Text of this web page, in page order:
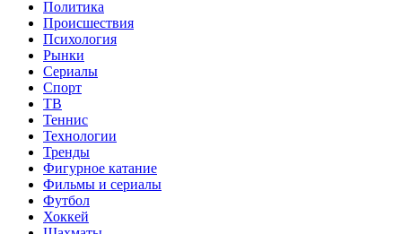
Политика
Происшествия
Психология
Рынки
Сериалы
Спорт
ТВ
Теннис
Технологии
Тренды
Фигурное катание
Фильмы и сериалы
Футбол
Хоккей